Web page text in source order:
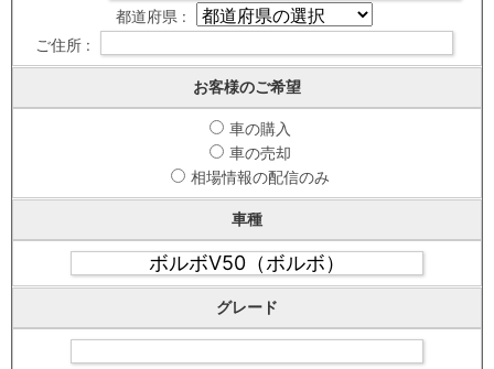
都道府県 :
ご住所 :
お客様のご希望
車の購入
車の売却
相場情報の配信のみ
車種
グレード